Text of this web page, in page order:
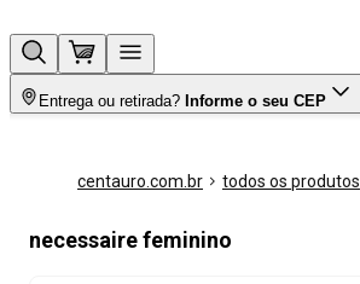
Entrega ou retirada? Informe o seu CEP
centauro.com.br todos os produtos
necessaire feminino